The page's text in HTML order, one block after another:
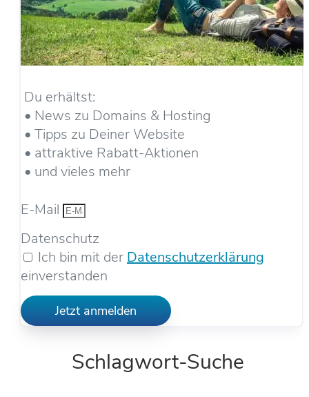
Du erhältst:
• News zu Domains & Hosting
• Tipps zu Deiner Website
• attraktive Rabatt-Aktionen
• und vieles mehr
E-Mail
Datenschutz
Ich bin mit der Datenschutzerklärung
einverstanden
Jetzt anmelden
Schlagwort-Suche